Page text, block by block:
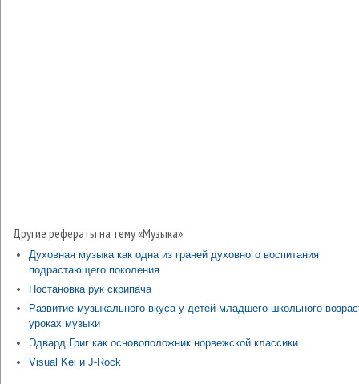
Другие рефераты на тему «Музыка»:
Духовная музыка как одна из граней духовного воспитания
подрастающего поколения
Постановка рук скрипача
Развитие музыкального вкуса у детей младшего школьного
уроках музыки
Эдвард Григ как основоположник норвежской классики
Visual Kei и J-Rock